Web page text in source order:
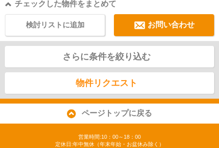
チェックした物件をまとめて
お問い合わせ
検討リストに追加
さらに条件を絞り込む
物件リクエスト
ページトップに戻る
営業時間:10：00～18：00
定休日:年中無休（年末年始・お盆休み除く）